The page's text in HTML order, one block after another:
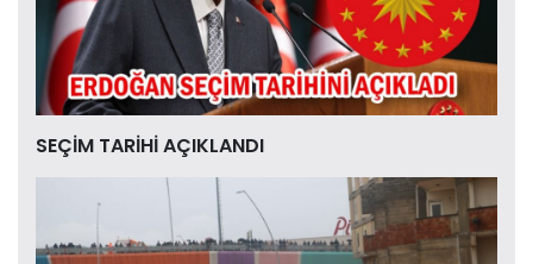
SEÇİM TARİHİ AÇIKLANDI